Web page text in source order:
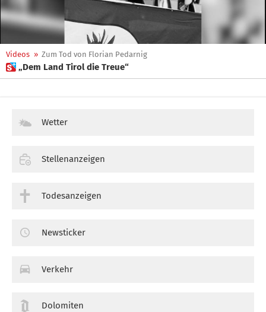
Videos » Zum Tod von Florian Pedarnig
 „Dem Land Tirol die Treue“
Wetter
Stellenanzeigen
Todesanzeigen
Newsticker
Verkehr
Dolomiten